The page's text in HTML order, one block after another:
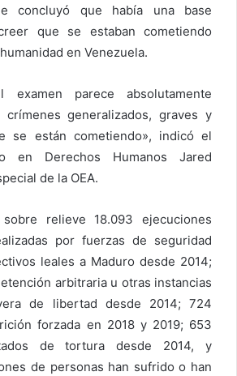
concluyó que había una base
que se estaban cometiendo
en Venezuela.
examen parece absolutamente
generalizados, graves y
se están cometiendo», indicó el
en Derechos Humanos Jared
de la OEA.
relieve 18.093 ejecuciones
por fuerzas de seguridad
leales a Maduro desde 2014;
arbitraria u otras instancias
de libertad desde 2014; 724
forzada en 2018 y 2019; 653
de tortura desde 2014, y
de personas han sufrido o han